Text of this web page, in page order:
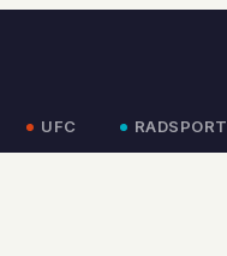
UFC RADSPORT